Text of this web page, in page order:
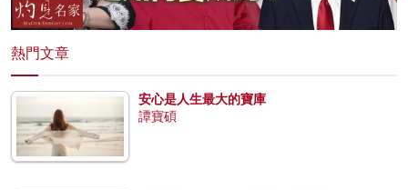
熱門文章
安心是人生最大的寶庫
譚寶碩